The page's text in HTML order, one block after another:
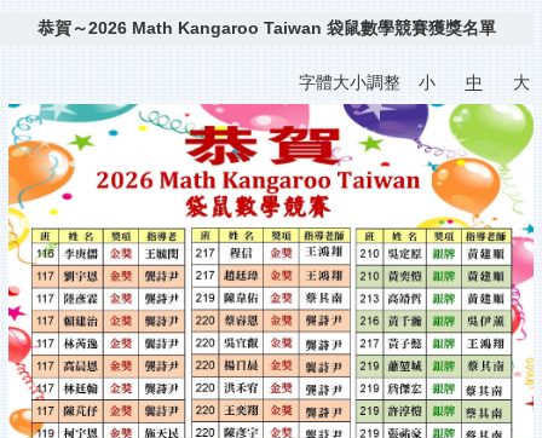
恭賀～2026 Math Kangaroo Taiwan 袋鼠數學競賽獲獎名單
字體大小調整 小 中 大